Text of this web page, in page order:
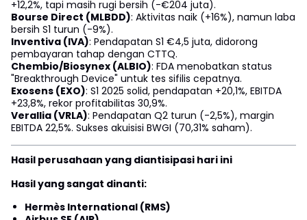
+12,2%, tapi masih rugi bersih (-€204 juta).
Bourse Direct (MLBDD): Aktivitas naik (+16%), namun laba
bersih S1 turun (-9%).
Inventiva (IVA): Pendapatan S1 €4,5 juta, didorong
pembayaran tahap dengan CTTQ.
Chembio/Biosynex (ALBIO): FDA menobatkan status
"Breakthrough Device" untuk tes sifilis cepatnya.
Exosens (EXO): S1 2025 solid, pendapatan +20,1%, EBITDA
+23,8%, rekor profitabilitas 30,9%.
Verallia (VRLA): Pendapatan Q2 turun (-2,5%), margin
EBITDA 22,5%. Sukses akuisisi BWGI (70,31% saham).
Hasil perusahaan yang diantisipasi hari ini
Hasil yang sangat dinanti:
Hermès International (RMS)